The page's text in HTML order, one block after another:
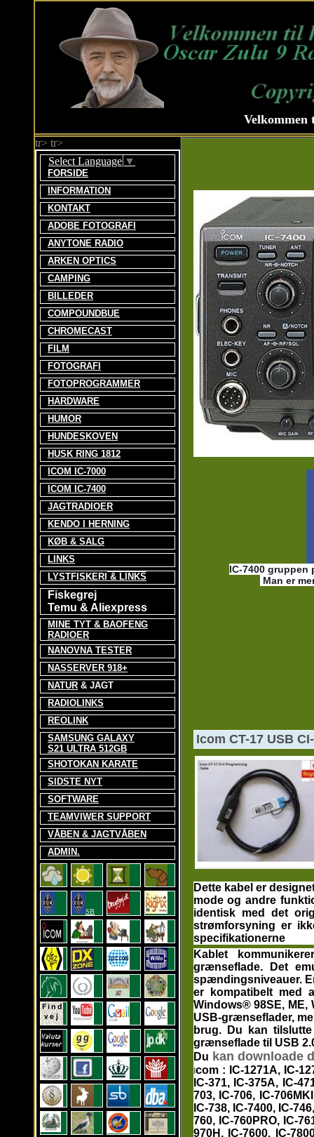
tr> tr>
Select Language ▼
FORSIDE
INFORMATION
KONTAKT
ADOBE FOTOGRAFI
ANYTONE RADIO
ARKEN OPTICS
CAMPING
BILLEDER
COMPOUNDBUE
CHROMECAST
FILM
FOTOGRAFI
FOTOPROGRAMMER
HARDWARE
HUMOR
HUNDESKOVEN
HUSK RING 1812
ICOM IC-7000
ICOM IC-7400
JAGTRADIOER
KENDO I HERNING
KØB & SALG
LINKS
LYSTFISKERI & LINKS
Fiskegrej
Temu & Aliexpress
MINE TYT & BAOFENG
RADIOER
NANOVNA TESTER
NASSERVER 918+
NATUR & JAGT
RADIOLINKS
REOLINK
SAMSUNG GALAXY
S21 ULTRA 512GB
SHOTOKAN KARATE
SIDSTE NYT
SOFTWARE
TEAMVIWER SUPPORT
VÅBEN & JAGTVÅBEN
ADMIN.
SB
IC-7400
Man er
Icom CT-17 USB
Dette kabel er
mode og andre
identisk med det
strømforsyning er
specifikationerne
Kablet
grænseflade. Det
spændingsniveauer.
er kompatibelt med
Windows® 98SE, ME,
USB-grænseflader,
brug. Du kan
grænseflade til USB
Du kan downloade
com: IC-1271A, IC-
IC-371, IC-375A, IC-
703, IC-706, IC-
IC-738, IC-7400, IC-
760, IC-760PRO, IC-
970H, IC-7600, IC-